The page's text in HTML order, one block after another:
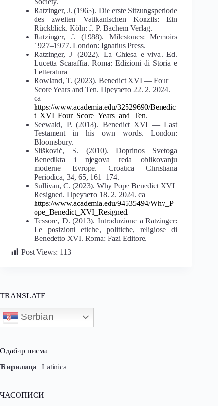
Society.
Ratzinger, J. (1963). Die erste Sitzungsperiode
des zweiten Vatikanischen Konzils: Ein
Rückblick. Köln: J. P. Bachem Verlag.
Ratzinger, J. (1988). Milestones: Memoirs
1927–1977. London: Ignatius Press.
Ratzinger, J. (2022).La Chiesa e viva. Ed.
Lucetta Scaraffia. Roma: Edizioni di Storia e
Letteratura.
Rowland, T. (2023). Benedict XVI — Four
Score Years and Ten. Преузето 22. 2. 2024.
са
https://www.academia.edu/32529690/Benedic
t_XVI_Four_Score_Years_and_Ten.
Seewald, P. (2018). Benedict XVI — Last
Testament in his own words. London:
Bloomsbury.
Slišković, S. (2010). Doprinos Svetoga
Benedikta i njegova reda oblikovanju
moderne Evrope.Croatica Christiana
Periodica, 34, 65, 161–174.
Sullivan, C. (2023). Why Pope Benedict XVI
Resigned. Преузето 18. 2. 2024. са
https://www.academia.edu/94535494/Why_P
ope_Benedict_XVI_Resigned.
Tessore, D. (2013). Introduzione a Ratzinger:
Le posizioni etiche, politiche, religiose di
Benedetto XVI. Roma: Fazi Editore.
Post Views: 113
TRANSLATE
Serbian
Одабир писма
Ћирилица | Latinica
ЧАСОПИСИ